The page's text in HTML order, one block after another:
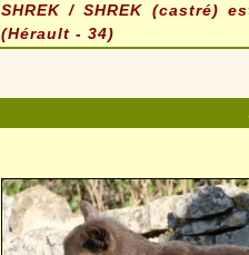
SHREK / SHREK (castré)
(Hérault - 34)